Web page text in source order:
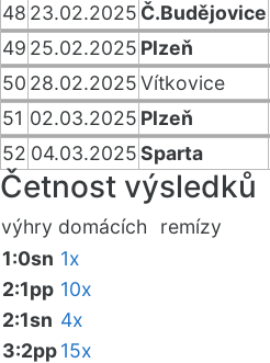
48 23.02.2025 Č.Budějovice
49 25.02.2025 Plzeň
50 28.02.2025Vítkovice
51 02.03.2025 Plzeň
52 04.03.2025Sparta
Četnost výsledků
výhry domácích remízy
1:0sn 1x
2:1pp 10x
2:1sn 4x
3:2pp15x